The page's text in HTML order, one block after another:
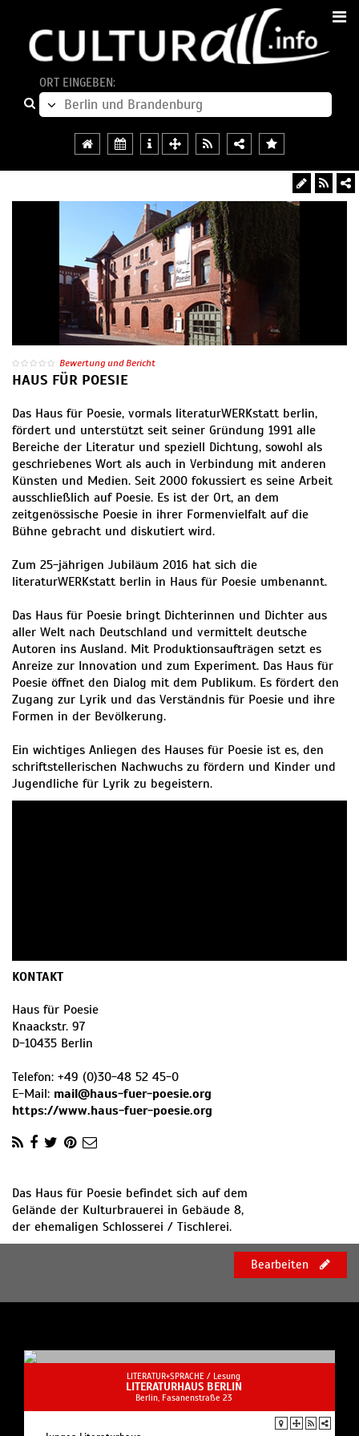
ORT EINGEBEN:
Bewertung und Bericht
HAUS FÜR POESIE
Das Haus für Poesie, vormals literaturWERKstatt berlin,
fördert und unterstützt seit seiner Gründung 1991 alle
Bereiche der Literatur und speziell Dichtung, sowohl als
geschriebenes Wort als auch in Verbindung mit anderen
Künsten und Medien. Seit 2000 fokussiert es seine Arbeit
ausschließlich auf Poesie. Es ist der Ort, an dem
zeitgenössische Poesie in ihrer Formenvielfalt auf die
Bühne gebracht und diskutiert wird.
Zum 25-jährigen Jubiläum 2016 hat sich die
literaturWERKstatt berlin in Haus für Poesie umbenannt.
Das Haus für Poesie bringt Dichterinnen und Dichter aus
aller Welt nach Deutschland und vermittelt deutsche
Autoren ins Ausland. Mit Produktionsaufträgen setzt es
Anreize zur Innovation und zum Experiment. Das Haus für
Poesie öffnet den Dialog mit dem Publikum. Es fördert den
Zugang zur Lyrik und das Verständnis für Poesie und ihre
Formen in der Bevölkerung.
Ein wichtiges Anliegen des Hauses für Poesie ist es, den
schriftstellerischen Nachwuchs zu fördern und Kinder und
Jugendliche für Lyrik zu begeistern.
KONTAKT
Haus für Poesie
Knaackstr. 97
D-10435 Berlin
Telefon: +49 (0)30-48 52 45-0
E-Mail: mail@haus-fuer-poesie.org
https://www.haus-fuer-poesie.org
Das Haus für Poesie befindet sich auf dem
Gelände der Kulturbrauerei in Gebäude 8,
der ehemaligen Schlosserei / Tischlerei.
Bearbeiten
LITERATUR+SPRACHE / Lesung
LITERATURHAUS BERLIN
Berlin, Fasanenstraße 23